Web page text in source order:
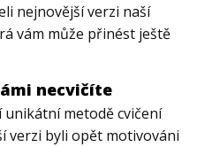
nejnovější verzi naší
vám může přinést ještě
necvičíte
unikátní metodě cvičení
verzi byli opět motivováni